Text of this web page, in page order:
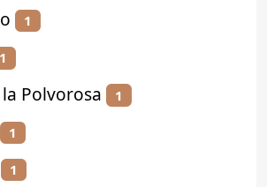
1
1
Polvorosa 1
1
1